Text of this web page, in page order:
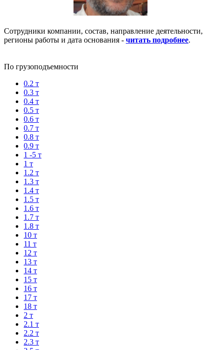
Сотрудники компании, состав, направление деятельности,
регионы работы и дата основания - читать подробнее.
По грузоподъемности
0.2 т
0.3 т
0.4 т
0.5 т
0.6 т
0.7 т
0.8 т
0.9 т
1 -5 т
1 т
1.2 т
1.3 т
1.4 т
1.5 т
1.6 т
1.7 т
1.8 т
10 т
11 т
12 т
13 т
14 т
15 т
16 т
17 т
18 т
2 т
2.1 т
2.2 т
2.3 т